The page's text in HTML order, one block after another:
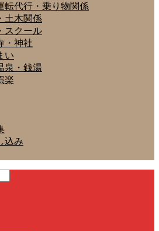
転代行・乗り物関係
土木関係
スクール
・神社
い
泉・銭湯
楽
込み